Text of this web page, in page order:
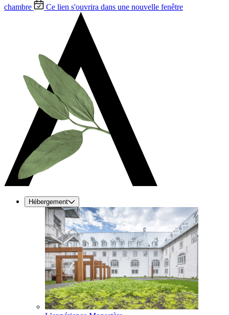
chambre
Ce lien s'ouvrira dans une nouvelle fenêtre
Hébergement